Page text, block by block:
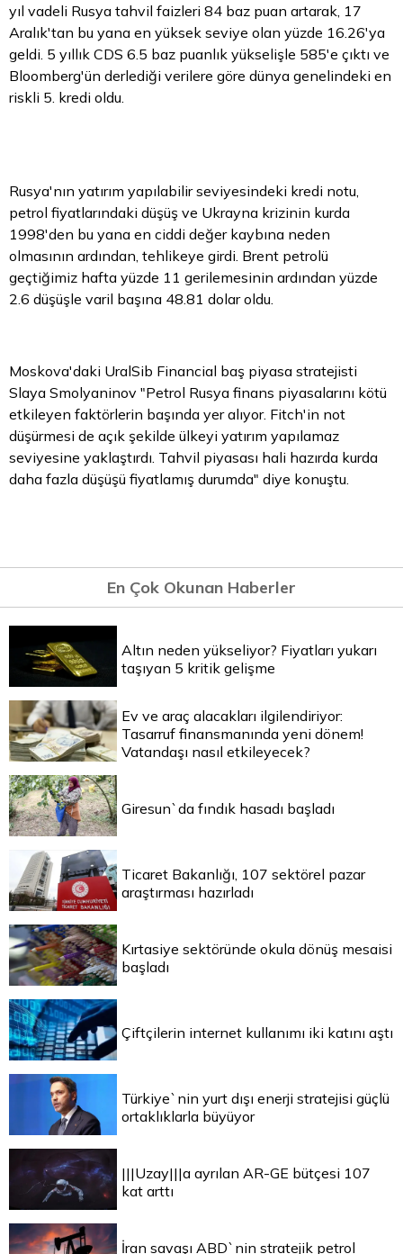
yıl vadeli Rusya tahvil faizleri 84 baz puan artarak, 17
Aralık'tan bu yana en yüksek seviye olan yüzde 16.26'ya
geldi. 5 yıllık CDS 6.5 baz puanlık yükselişle 585'e çıktı ve
Bloomberg'ün derlediği verilere göre dünya genelindeki en
riskli 5. kredi oldu.
Rusya'nın yatırım yapılabilir seviyesindeki kredi notu,
petrol fiyatlarındaki düşüş ve Ukrayna krizinin kurda
1998'den bu yana en ciddi değer kaybına neden
olmasının ardından, tehlikeye girdi. Brent petrolü
geçtiğimiz hafta yüzde 11 gerilemesinin ardından yüzde
2.6 düşüşle varil başına 48.81 dolar oldu.
Moskova'daki UralSib Financial baş piyasa stratejisti
Slaya Smolyaninov "Petrol Rusya finans piyasalarını kötü
etkileyen faktörlerin başında yer alıyor. Fitch'in not
düşürmesi de açık şekilde ülkeyi yatırım yapılamaz
seviyesine yaklaştırdı. Tahvil piyasası hali hazırda kurda
daha fazla düşüşü fiyatlamış durumda" diye konuştu.
En Çok Okunan Haberler
Altın neden yükseliyor? Fiyatları yukarı
taşıyan 5 kritik gelişme
Ev ve araç alacakları ilgilendiriyor:
Tasarruf finansmanında yeni dönem!
Vatandaşı nasıl etkileyecek?
Giresun`da fındık hasadı başladı
Ticaret Bakanlığı, 107 sektörel pazar
araştırması hazırladı
Kırtasiye sektöründe okula dönüş mesaisi
başladı
Çiftçilerin internet kullanımı iki katını aştı
Türkiye`nin yurt dışı enerji stratejisi güçlü
ortaklıklarla büyüyor
|||Uzay|||a ayrılan AR-GE bütçesi 107
kat arttı
İran savaşı ABD`nin stratejik petrol